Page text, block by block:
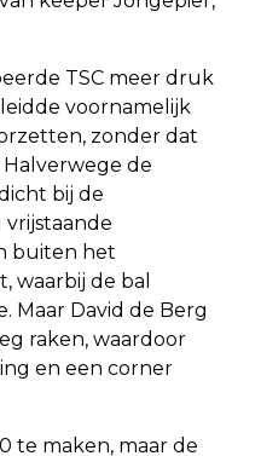
TSC meer druk
voornamelijk
zonder dat
de
bij de
buiten het
waarbij de bal
Maar David de Berg
raken, waardoor
en een corner
te maken, maar de